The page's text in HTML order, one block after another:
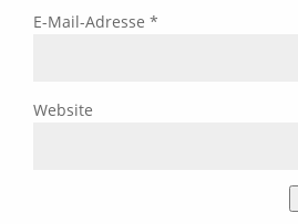
E-Mail-Adresse *
Website